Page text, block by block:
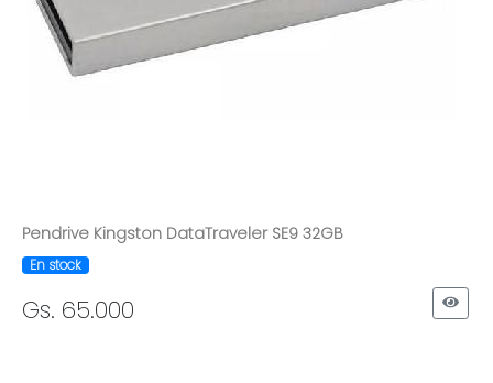
Pendrive Kingston DataTraveler SE9 32GB
En stock
Gs. 65.000